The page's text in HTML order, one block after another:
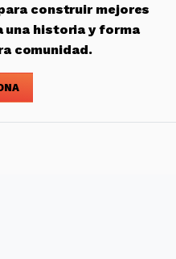
construir mejores
una historia y forma
comunidad.